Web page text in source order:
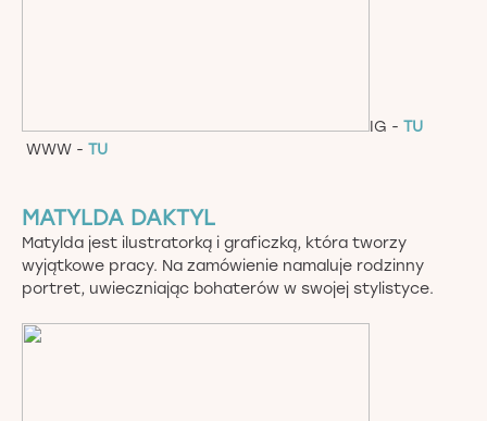
IG - TU
WWW - TU
MATYLDA DAKTYL
Matylda jest ilustratorką i graficzką, która tworzy
wyjątkowe pracy. Na zamówienie namaluje rodzinny
portret, uwieczniając bohaterów w swojej stylistyce.